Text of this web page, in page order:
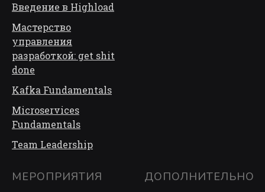
Введение в Highload
Мастерство
управления
разработкой: get shit
done
Kafka Fundamentals
Microservices
Fundamentals
Team Leadership
МЕРОПРИЯТИЯ ДОПОЛНИТЕЛЬНО